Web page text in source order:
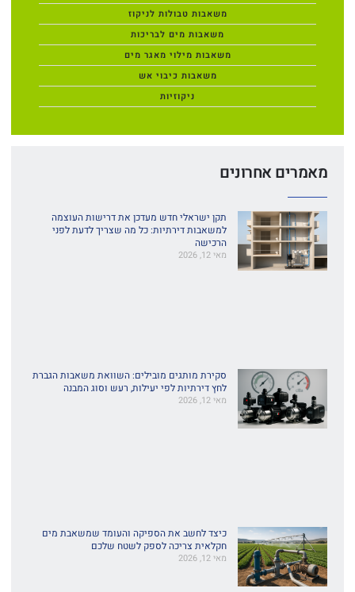
משאבות טבולות לניקוז
משאבות מים לבריכות
משאבות מילוי מאגר מים
משאבות כיבוי אש
ניקוזיות
מאמרים אחרונים
תקן ישראלי חדש מעדכן את דרישות העוצמה
למשאבות דירתיות: כל מה שצריך לדעת לפני
הרכישה
מאי 12, 2026
סקירת מותגים מובילים: השוואת משאבות הגברת
לחץ דירתיות לפי יעילות, רעש וסוג המבנה
מאי 12, 2026
כיצד לחשב את הספיקה והעומד שמשאבת מים
חקלאית צריכה לספק לשטח שלכם
מאי 12, 2026